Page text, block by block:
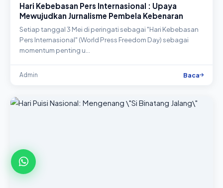
Hari Kebebasan Pers Internasional : Upaya
Mewujudkan Jurnalisme Pembela Kebenaran
Setiap tanggal 3 Mei di peringati sebagai "Hari Kebebasan
Pers Internasional" (World Press Freedom Day) sebagai
momentum penting u…
Admin Baca